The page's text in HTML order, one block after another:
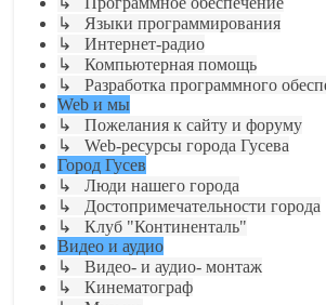
↳ Языки программирования
↳ Интернет-радио
↳ Компьютерная помощь
↳ Разработка программного
Web и мы
↳ Пожелания к сайту и форуму
↳ Web-ресурсы города Гусева
Город Гусев
↳ Люди нашего города
↳ Достопримечательности города
↳ Клуб "Континенталь"
Видео и аудио
↳ Видео- и аудио- монтаж
↳ Кинематограф